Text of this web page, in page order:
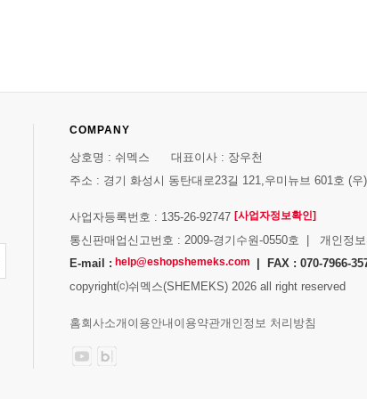
COMPANY
상호명 : 쉬멕스 대표이사 : 장우천
주소 : 경기 화성시 동탄대로23길 121,우미뉴브 601호 (우
사업자등록번호 : 135-26-92747 [사업자정보확인]
통신판매업신고번호 : 2009-경기수원-0550호 | 개인정
E-mail : help@eshopshemeks.com
| FAX : 070-7966-
copyright⒞쉬멕스(SHEMEKS) 2026 all right reserved
홈회사소개 이용안내 이용약관개인정보 처리방침